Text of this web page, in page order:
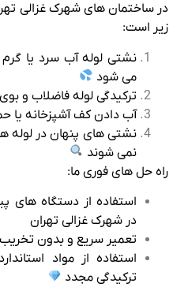
در ساختمان‌ های شهرک غزالی
زیر است:
نشتی لوله آب سرد یا
می‌ شود
ترکیدگی لوله فاضلاب و
آب دادن کف آشپزخانه یا
نشتی‌ های پنهان در لوله‌
نمی‌ شوند
راه‌ حل‌ های فوری ما:
استفاده از دستگاه‌
در شهرک غزالی تهران
تعمیر سریع و بدون تخریب
استفاده از مواد
ترکیدگی مجدد